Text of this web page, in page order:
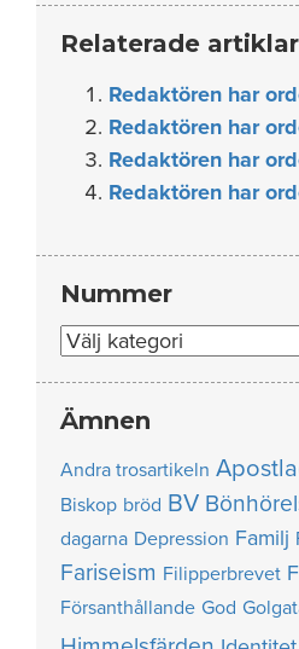
Relaterade artiklar
Redaktören har
Redaktören har
Redaktören har
Redaktören har
Nummer
Nummer
Ämnen
Andra trosartikeln
Biskop bröd BV
dagarna Depression Familj
Fariseism Filipperbrevet
Försanthållande God